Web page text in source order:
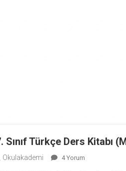
Sınıf Türkçe Ders Kitabı
Okulakademi
2018-
4 Yorum